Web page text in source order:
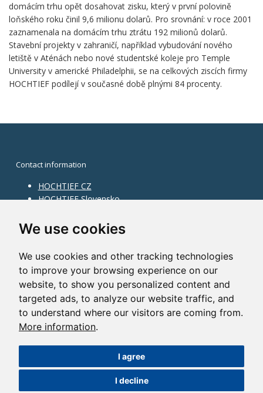
We use cookies
We use cookies and other tracking technologies
to improve your browsing experience on our
website, to show you personalized content and
targeted ads, to analyze our website traffic, and
to understand where our visitors are coming from.
More information.
I agree
I decline
domácím trhu opět dosahovat zisku, který v první polovině
loňského roku činil 9,6 milionu dolarů. Pro srovnání: v roce 2001
zaznamenala na domácím trhu ztrátu 192 milionů dolarů.
Stavební projekty v zahraničí, například vybudování nového
letiště v Aténách nebo nové studentské koleje pro Temple
University v americké Philadelphii, se na celkových ziscích firmy
HOCHTIEF podílejí v současné době plnými 84 procenty.
Contact information
HOCHTIEF CZ
HOCHTIEF Slovensko
Information on division
Division Building Bohemia
Division Traffic Infrastructure
Division Construction Services
HOCHTIEF in the world
Map
HOCHTIEF Solutions AG
©2014 HOCHTIEF CZ a. s. |Česky
Nastavení cookies| Powered by: